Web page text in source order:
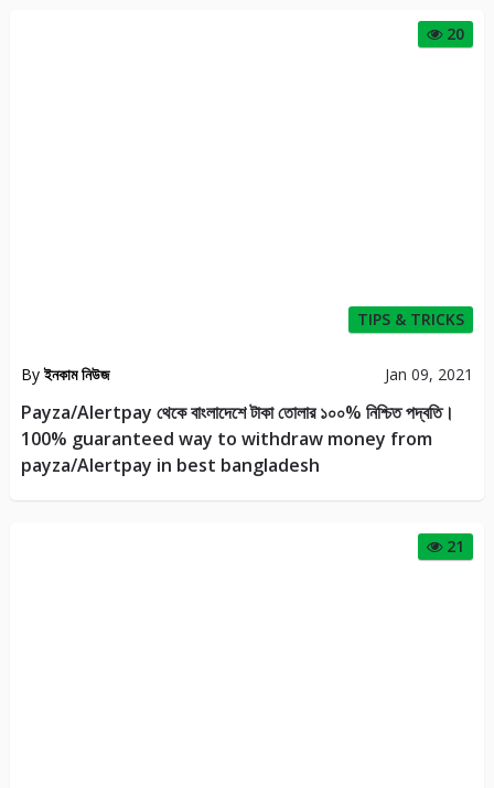
20
TIPS & TRICKS
Byইনকাম নিউজ Jan 09, 2021
Payza/Alertpay থেকে বাংলাদেশে টাকা তোলার ১০০% নিশ্চিত পদ্বতি।
100% guaranteed way to withdraw money from
payza/Alertpay in best bangladesh
21